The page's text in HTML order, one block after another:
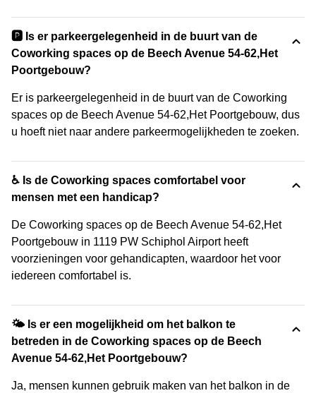
🅿️ Is er parkeergelegenheid in de buurt van de
Coworking spaces op de Beech Avenue 54-62,Het
Poortgebouw?
Er is parkeergelegenheid in de buurt van de Coworking
spaces op de Beech Avenue 54-62,Het Poortgebouw, dus
u hoeft niet naar andere parkeermogelijkheden te zoeken.
♿ Is de Coworking spaces comfortabel voor
mensen met een handicap?
De Coworking spaces op de Beech Avenue 54-62,Het
Poortgebouw in 1119 PW Schiphol Airport heeft
voorzieningen voor gehandicapten, waardoor het voor
iedereen comfortabel is.
🌤 Is er een mogelijkheid om het balkon te
betreden in de Coworking spaces op de Beech
Avenue 54-62,Het Poortgebouw?
Ja, mensen kunnen gebruik maken van het balkon in de